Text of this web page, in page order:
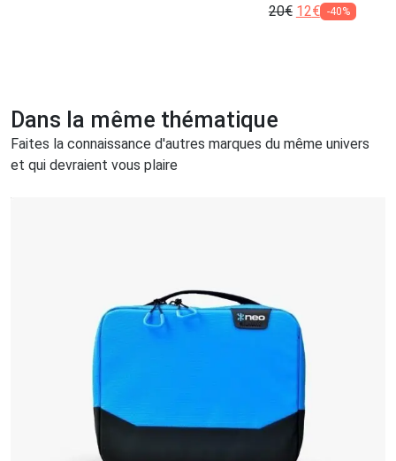
20€ 12€ -40%
Dans la même thématique
Faites la connaissance d'autres marques du même univers
et qui devraient vous plaire